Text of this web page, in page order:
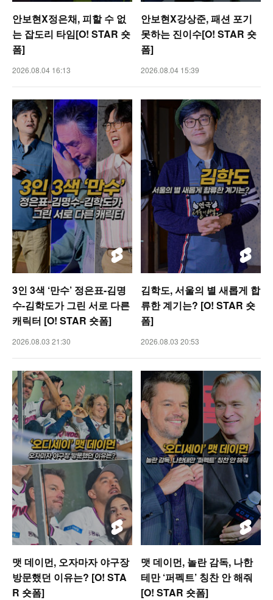
안보현X정은채, 피할 수 없
는 잡도리 타임[O! STAR 숏
폼]
2026.08.04 16:13
안보현X강상준, 패션 포기
못하는 진이수[O! STAR 숏
폼]
2026.08.04 15:39
3인 3색 ‘만수’ 정은표-김명
수-김학도가 그린 서로 다른
캐릭터 [O! STAR 숏폼]
2026.08.03 21:30
김학도, 서울의 별 새롭게 합
류한 계기는? [O! STAR 숏
폼]
2026.08.03 20:53
맷 데이먼, 오자마자 야구장
방문했던 이유는? [O! STA
R 숏폼]
맷 데이먼, 놀란 감독, 나한
테만 ‘퍼펙트’ 칭찬 안 해줘
[O! STAR 숏폼]